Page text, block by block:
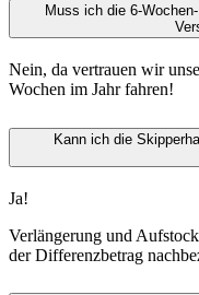
Muss ich die 6-
Nein, da vertrauen wir
Wochen im Jahr fahren!
Kann ich die
Ja!
Verlängerung und
der Differenzbetrag